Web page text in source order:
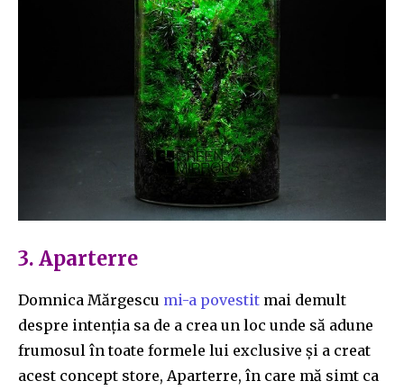
3. Aparterre
Domnica Mărgescu mi-a povestit mai demult
despre intenția sa de a crea un loc unde să adune
frumosul în toate formele lui exclusive și a creat
acest concept store, Aparterre, în care mă simt ca